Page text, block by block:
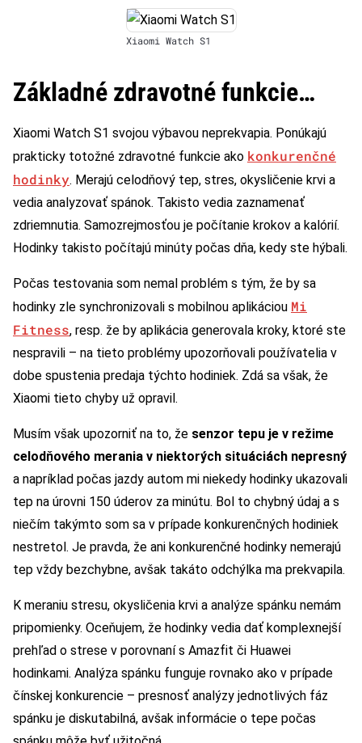
Xiaomi Watch S1
Základné zdravotné funkcie…
Xiaomi Watch S1 svojou výbavou neprekvapia. Ponúkajú
prakticky totožné zdravotné funkcie ako konkurenčné
hodinky. Merajú celodňový tep, stres, okysličenie krvi a
vedia analyzovať spánok. Takisto vedia zaznamenať
zdriemnutia. Samozrejmosťou je počítanie krokov a kalórií.
Hodinky takisto počítajú minúty počas dňa, kedy ste hýbali.
Počas testovania som nemal problém s tým, že by sa
hodinky zle synchronizovali s mobilnou aplikáciou Mi
Fitness, resp. že by aplikácia generovala kroky, ktoré ste
nespravili – na tieto problémy upozorňovali používatelia v
dobe spustenia predaja týchto hodiniek. Zdá sa však, že
Xiaomi tieto chyby už opravil.
Musím však upozorniť na to, že senzor tepu je v režime
celodňového merania v niektorých situáciách nepresný
a napríklad počas jazdy autom mi niekedy hodinky ukazovali
tep na úrovni 150 úderov za minútu. Bol to chybný údaj a s
niečím takýmto som sa v prípade konkurenčných hodiniek
nestretol. Je pravda, že ani konkurenčné hodinky nemerajú
tep vždy bezchybne, avšak takáto odchýlka ma prekvapila.
K meraniu stresu, okysličenia krvi a analýze spánku nemám
pripomienky. Oceňujem, že hodinky vedia dať komplexnejší
prehľad o strese v porovnaní s Amazfit či Huawei
hodinkami. Analýza spánku funguje rovnako ako v prípade
čínskej konkurencie – presnosť analýzy jednotlivých fáz
spánku je diskutabilná, avšak informácie o tepe počas